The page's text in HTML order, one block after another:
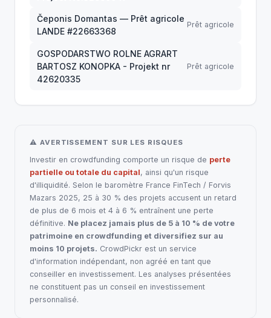
Čeponis Domantas — Prêt agricole
LANDE #22663368
Prêt agricole
GOSPODARSTWO ROLNE AGRART
BARTOSZ KONOPKA - Projekt nr
42620335
Prêt agricole
⚠ AVERTISSEMENT SUR LES RISQUES
Investir en crowdfunding comporte un risque de perte
partielle ou totale du capital, ainsi qu'un risque
d'illiquidité. Selon le baromètre France FinTech / Forvis
Mazars 2025, 25 à 30 % des projets accusent un retard
de plus de 6 mois et 4 à 6 % entraînent une perte
définitive. Ne placez jamais plus de 5 à 10 % de votre
patrimoine en crowdfunding et diversifiez sur au
moins 10 projets. CrowdPickr est un service
d'information indépendant, non agréé en tant que
conseiller en investissement. Les analyses présentées
ne constituent pas un conseil en investissement
personnalisé.